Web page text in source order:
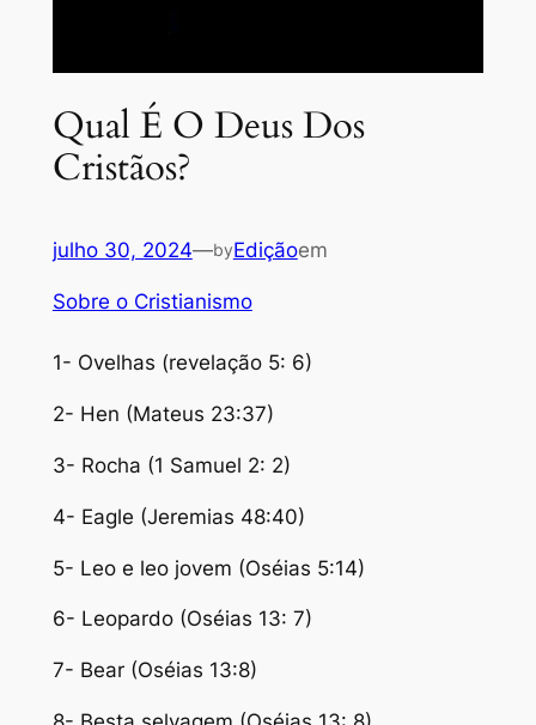
Qual É O Deus Dos
Cristãos?
julho 30, 2024—byEdiçãoem
Sobre o Cristianismo
1- Ovelhas (revelação 5: 6)
2- Hen (Mateus 23:37)
3- Rocha (1 Samuel 2: 2)
4- Eagle (Jeremias 48:40)
5- Leo e leo jovem (Oséias 5:14)
6- Leopardo (Oséias 13: 7)
7- Bear (Oséias 13:8)